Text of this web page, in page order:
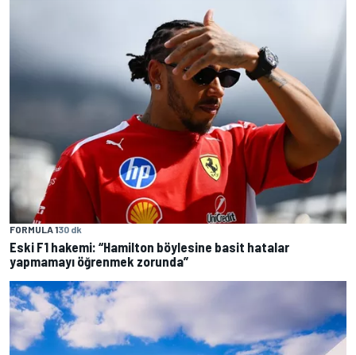
FORMULA 130 dk
Eski F1 hakemi: “Hamilton böylesine basit hatalar
yapmamayı öğrenmek zorunda”